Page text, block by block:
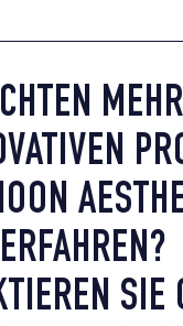
ERFAHREN?
SIE